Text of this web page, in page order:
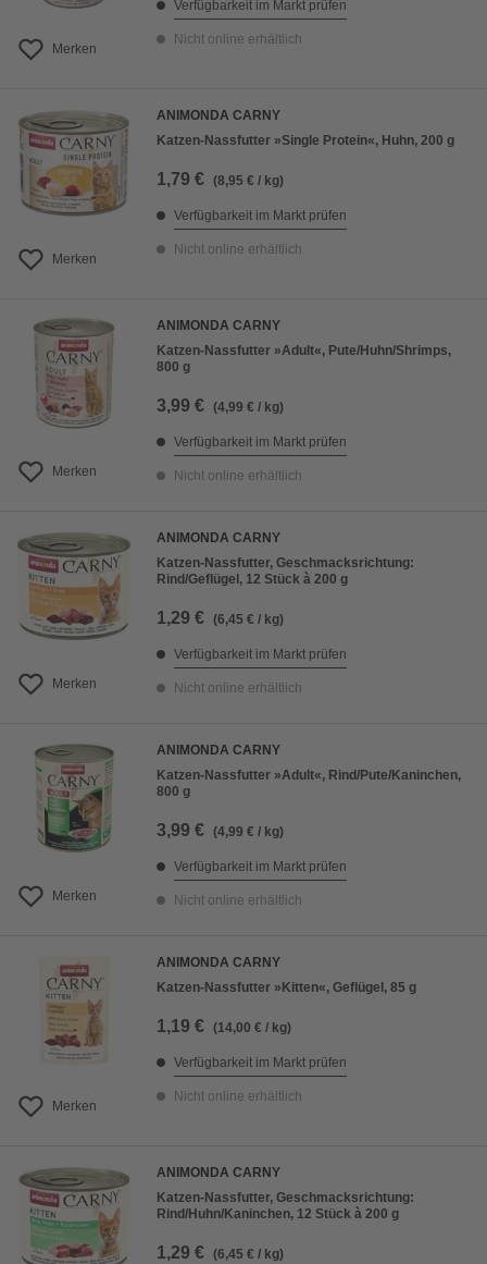
Merken
Verfügbarkeit im Markt prüfen
Nicht online erhältlich
Merken
ANIMONDA CARNY
Katzen-Nassfutter »Single Protein«, Huhn, 200 g
1,79 € (8,95 € / kg)
Verfügbarkeit im Markt prüfen
Nicht online erhältlich
Merken
ANIMONDA CARNY
Katzen-Nassfutter »Adult«, Pute/Huhn/Shrimps,
800 g
3,99 € (4,99 € / kg)
Verfügbarkeit im Markt prüfen
Nicht online erhältlich
Merken
ANIMONDA CARNY
Katzen-Nassfutter, Geschmacksrichtung:
Rind/Geflügel, 12 Stück à 200 g
1,29 € (6,45 € / kg)
Verfügbarkeit im Markt prüfen
Nicht online erhältlich
Merken
ANIMONDA CARNY
Katzen-Nassfutter »Adult«, Rind/Pute/Kaninchen,
800 g
3,99 € (4,99 € / kg)
Verfügbarkeit im Markt prüfen
Nicht online erhältlich
Merken
ANIMONDA CARNY
Katzen-Nassfutter »Kitten«, Geflügel, 85 g
1,19 € (14,00 € / kg)
Verfügbarkeit im Markt prüfen
Nicht online erhältlich
ANIMONDA CARNY
Katzen-Nassfutter, Geschmacksrichtung:
Rind/Huhn/Kaninchen, 12 Stück à 200 g
1,29 € (6,45 € / kg)